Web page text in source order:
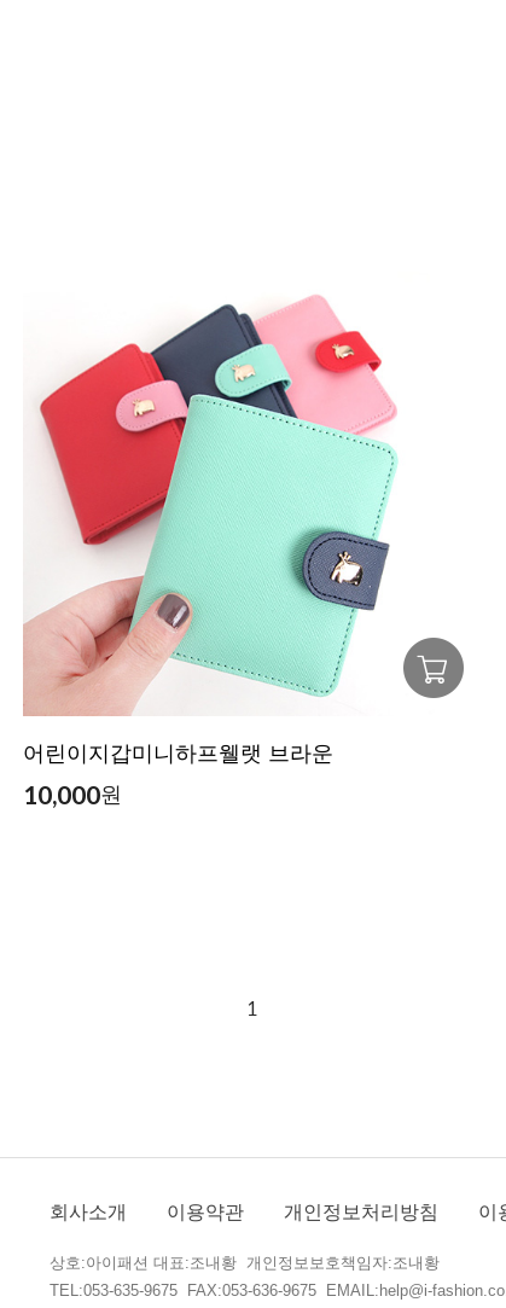
어린이지갑미니하프웰랫 브라운
10,000원
1
회사소개 이용약관 개인정보처리방침 이
상호:아이패션 대표:조내황 개인정보보호책임자:조내황
TEL:053-635-9675 FAX:053-636-9675 EMAIL:help@i-